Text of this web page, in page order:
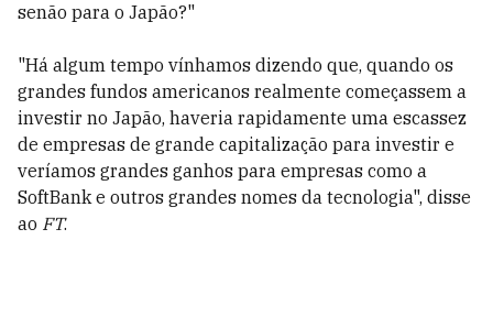
senão para o Japão?"
"Há algum tempo vínhamos dizendo que, quando os
grandes fundos americanos realmente começassem a
investir no Japão, haveria rapidamente uma escassez
de empresas de grande capitalização para investir e
veríamos grandes ganhos para empresas como a
SoftBank e outros grandes nomes da tecnologia", disse
ao FT.